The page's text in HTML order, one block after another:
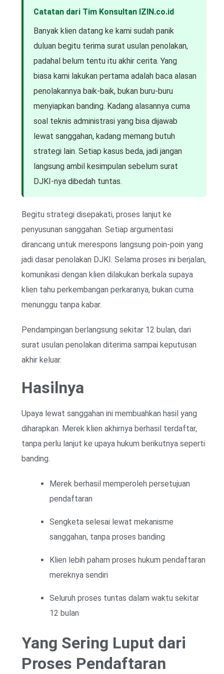
Catatan dari Tim Konsultan IZIN.co.id
Banyak klien datang ke kami sudah panik
duluan begitu terima surat usulan penolakan,
padahal belum tentu itu akhir cerita. Yang
biasa kami lakukan pertama adalah baca alasan
penolakannya baik-baik, bukan buru-buru
menyiapkan banding. Kadang alasannya cuma
soal teknis administrasi yang bisa dijawab
lewat sanggahan, kadang memang butuh
strategi lain. Setiap kasus beda, jadi jangan
langsung ambil kesimpulan sebelum surat
DJKI-nya dibedah tuntas.
Begitu strategi disepakati, proses lanjut ke
penyusunan sanggahan. Setiap argumentasi
dirancang untuk merespons langsung poin-poin yang
jadi dasar penolakan DJKI. Selama proses ini berjalan,
komunikasi dengan klien dilakukan berkala supaya
klien tahu perkembangan perkaranya, bukan cuma
menunggu tanpa kabar.
Pendampingan berlangsung sekitar 12 bulan, dari
surat usulan penolakan diterima sampai keputusan
akhir keluar.
Hasilnya
Upaya lewat sanggahan ini membuahkan hasil yang
diharapkan. Merek klien akhirnya berhasil terdaftar,
tanpa perlu lanjut ke upaya hukum berikutnya seperti
banding.
Merek berhasil memperoleh persetujuan
pendaftaran
Sengketa selesai lewat mekanisme
sanggahan, tanpa proses banding
Klien lebih paham proses hukum pendaftaran
mereknya sendiri
Seluruh proses tuntas dalam waktu sekitar
12 bulan
Yang Sering Luput dari
Proses Pendaftaran